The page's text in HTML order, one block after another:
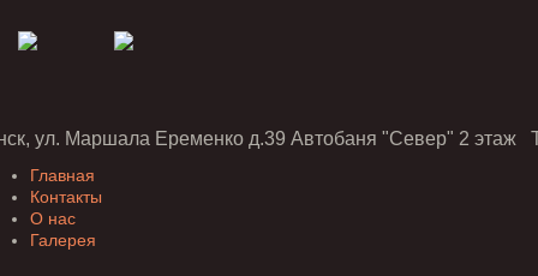
ул. Маршала Еременко д.39 Автобаня "Север" 2 этаж
Главная
Контакты
О нас
Галерея